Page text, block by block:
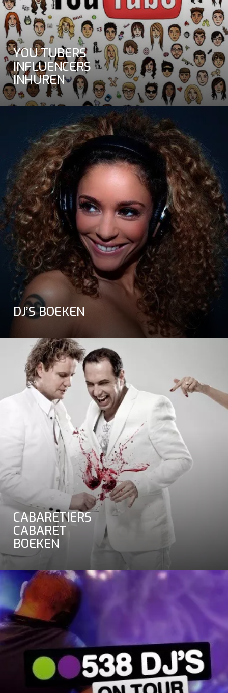
YOU TUBERS
INFLUENCERS
INHUREN
DJ’S BOEKEN
CABARETIERS
CABARET
BOEKEN